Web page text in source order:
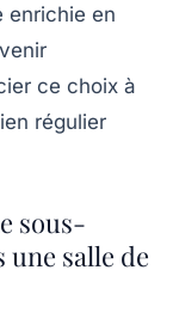
enrichie en
ce choix à
régulier
sous-
salle de